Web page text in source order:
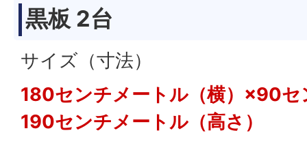
黒板 2台
サイズ（寸法）
180センチメートル（横）×90
190センチメートル（高さ）